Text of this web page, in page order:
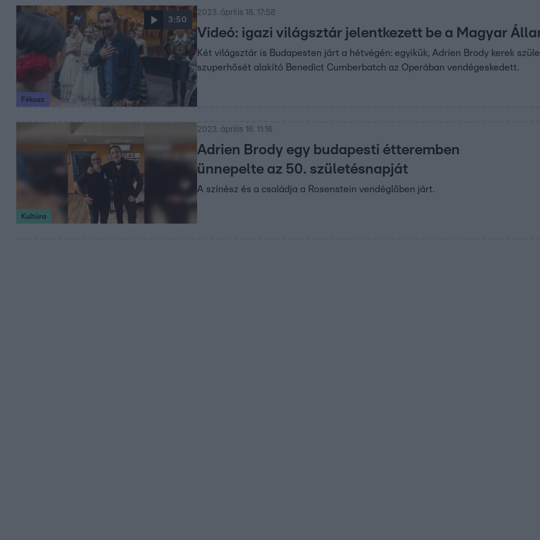
3:50
Fókusz
2023. április 18. 17:58
Videó: igazi világsztár jelentkezett be a Magyar
Két világsztár is Budapesten járt a hétvégén: egyikük, Adrien Brody kerek
szuperhősét alakító Benedict Cumberbatch az Operában vendégeskedett.
Kultúra
2023. április 16. 11:16
Adrien Brody egy budapesti étteremben
ünnepelte az 50. születésnapját
A színész és a családja a Rosenstein vendéglőben járt.